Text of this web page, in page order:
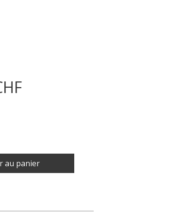
Prix
au panier